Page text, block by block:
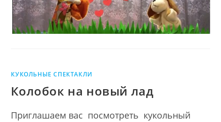
КУКОЛЬНЫЕ СПЕКТАКЛИ
Колобок на новый лад
Приглашаем вас посмотреть кукольный